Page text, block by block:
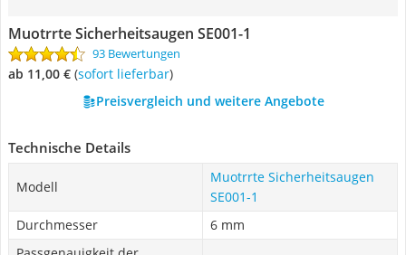
Muotrrte Sicherheitsaugen ‎SE001-1
93 Bewertungen
ab 11,00 € ( Sofort lieferbar)
Preisvergleich und weitere Angebote
Technische Details
Modell
Muotrrte Sicherheitsaugen
‎SE001-1
Durchmesser
6 mm